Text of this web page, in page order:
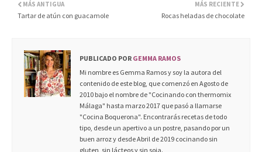
MÁS RECIENTE
Rocas heladas de chocolate
MÁS ANTIGUA
Tartar de atún con guacamole
PUBLICADO POR GEMMA RAMOS
Mi nombre es Gemma Ramos y soy la autora del
contenido de este blog, que comenzó en Agosto de
2010 bajo el nombre de "Cocinando con thermomix
Málaga" hasta marzo 2017 que pasó a llamarse
"Cocina Boquerona". Encontrarás recetas de todo
tipo, desde un apertivo a un postre, pasando por un
buen arroz y desde Abril de 2019 cocinando sin
gluten, sin lácteos y sin soja.